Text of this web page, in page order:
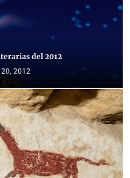
del 2012
2012